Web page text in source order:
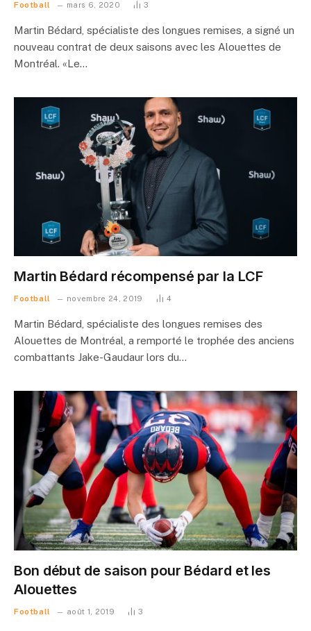
Football mars 6, 2020 3
Martin Bédard, spécialiste des longues remises, a signé un
nouveau contrat de deux saisons avec les Alouettes de
Montréal. «Le…
Martin Bédard récompensé par la LCF
Football novembre 24, 2019 4
Martin Bédard, spécialiste des longues remises des
Alouettes de Montréal, a remporté le trophée des anciens
combattants Jake-Gaudaur lors du…
Bon début de saison pour Bédard et les
Alouettes
Football août 1, 2019 3